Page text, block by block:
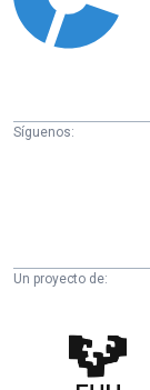
Síguenos:
Un proyecto de:
Cultura